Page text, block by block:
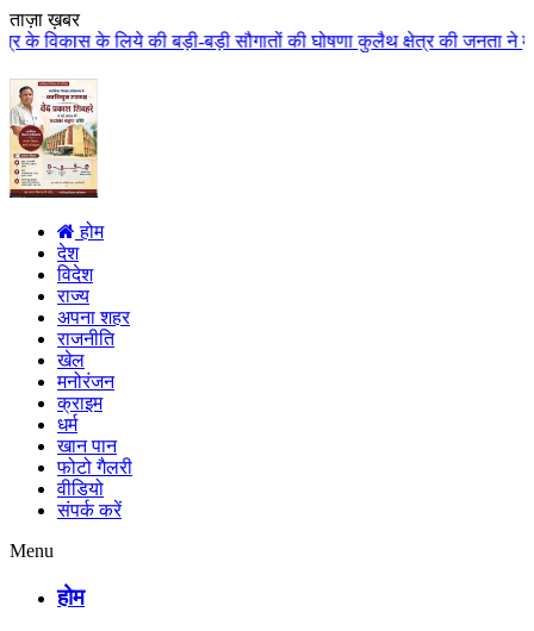
ताज़ा ख़बर
बड़ी सौगातों की घोषणा कुलैथ क्षेत्र की जनता ने मुख्यमंत्री डॉ. यादव का
होम
देश
विदेश
राज्य
अपना शहर
राजनीति
खेल
मनोरंजन
क्राइम
धर्म
खान पान
फोटो गैलरी
वीडियो
संपर्क करें
Menu
होम